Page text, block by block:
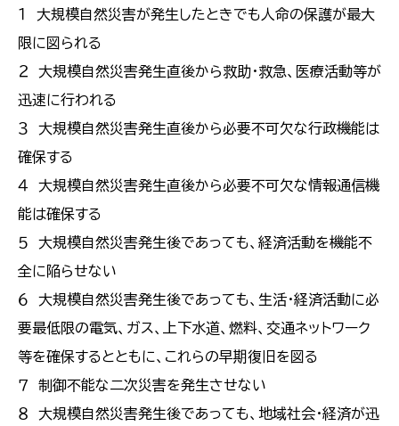
１ 大規模自然災害が発生したときでも人命の保護が最大
限に図られる
２ 大規模自然災害発生直後から救助・救急、医療活動等が
迅速に行われる
３ 大規模自然災害発生直後から必要不可欠な行政機能は
確保する
４ 大規模自然災害発生直後から必要不可欠な情報通信機
能は確保する
５ 大規模自然災害発生後であっても、経済活動を機能不
全に陥らせない
６ 大規模自然災害発生後であっても、生活・経済活動に必
要最低限の電気、ガス、上下水道、燃料、交通ネットワーク
等を確保するとともに、これらの早期復旧を図る
７ 制御不能な二次災害を発生させない
８ 大規模自然災害発生後であっても、地域社会・経済が迅